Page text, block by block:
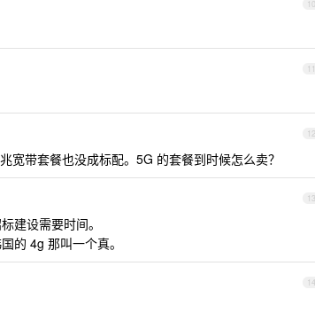
10
11
12
带套餐也没成标配。5G 的套餐到时候怎么卖？
13
建设需要时间。
的 4g 那叫一个真。
14